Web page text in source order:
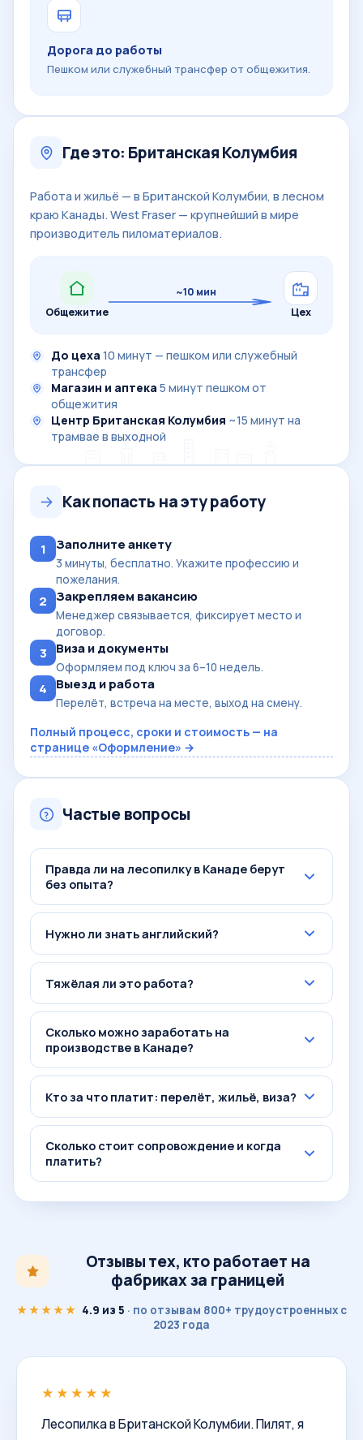
Дорога до работы
Пешком или служебный трансфер от общежития.
Где это: Британская Колумбия
Работа и жильё — в Британской Колумбии, в лесном
краю Канады. West Fraser — крупнейший в мире
производитель пиломатериалов.
Общежитие
~10 мин
Цех
До цеха 10 минут — пешком или служебный
трансфер
Магазин и аптека 5 минут пешком от
общежития
Центр Британская Колумбия ~15 минут на
трамвае в выходной
Как попасть на эту работу
1 Заполните анкету
3 минуты, бесплатно. Укажите профессию и
пожелания.
2 Закрепляем вакансию
Менеджер связывается, фиксирует место и
договор.
3 Виза и документы
Оформляем под ключ за 6–10 недель.
4 Выезд и работа
Перелёт, встреча на месте, выход на смену.
Полный процесс, сроки и стоимость — на
странице «Оформление» →
Частые вопросы
Правда ли на лесопилку в Канаде берут
без опыта?
Нужно ли знать английский?
Тяжёлая ли это работа?
Сколько можно заработать на
производстве в Канаде?
Кто за что платит: перелёт, жильё, виза?
Сколько стоит сопровождение и когда
платить?
Отзывы тех, кто работает на
фабриках за границей
★★★★★ 4.9 из 5 · по отзывам 800+ трудоустроенных с
2023 года
★★★★★
Лесопилка в Британской Колумбии. Пилят, я